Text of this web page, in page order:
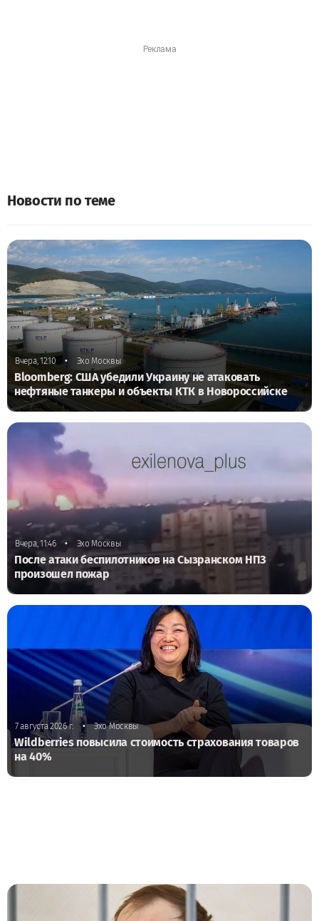
Новости по теме
Вчера, 12:10 • Эхо Москвы
Bloomberg: США убедили Украину не атаковать
нефтяные танкеры и объекты КТК в Новороссийске
Вчера, 11:46 • Эхо Москвы
После атаки беспилотников на Сызранском НПЗ
произошел пожар
7 августа 2026 г. • Эхо Москвы
Wildberries повысила стоимость страхования товаров
на 40%